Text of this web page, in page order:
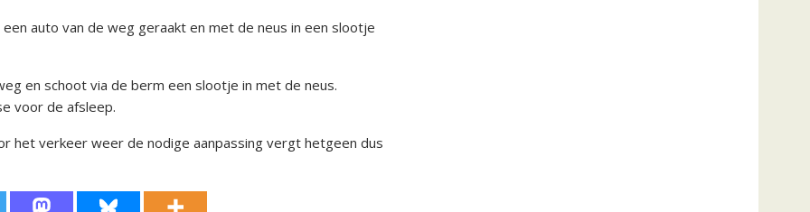
auto van de weg geraakt en met de neus in een slootje
en schoot via de berm een slootje in met de neus.
voor de afsleep.
het verkeer weer de nodige aanpassing vergt hetgeen dus